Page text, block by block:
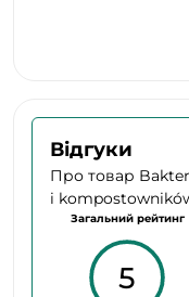
Відгуки
Про товар
i
Загальний рейтинг
5